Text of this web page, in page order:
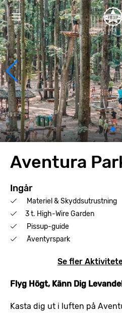
Aventura
Ingår
Materiel & Skyddsutrustning
3 t. High-Wire Garden
Pissup-guide
Äventyrspark
Se fler
Flyg Högt, Känn Dig
Kasta dig ut i luften på